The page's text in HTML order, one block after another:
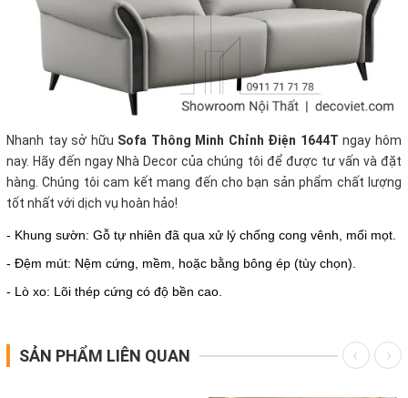
Nhanh tay sở hữu Sofa Thông Minh Chỉnh Điện 1644T ngay hôm
nay. Hãy đến ngay Nhà Decor của chúng tôi để được tư vấn và đặt
hàng. Chúng tôi cam kết mang đến cho bạn sản phẩm chất lượng
tốt nhất với dịch vụ hoàn hảo!
- Khung sườn: Gỗ tự nhiên đã qua xử lý chống cong vênh, mối mọt.
- Đệm mút: Nệm cứng, mềm, hoặc bằng bông ép (tùy chọn).
- Lò xo: Lõi thép cứng có độ bền cao.
SẢN PHẨM LIÊN QUAN